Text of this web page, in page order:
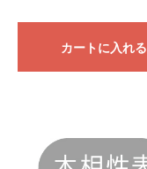
カートに入れる